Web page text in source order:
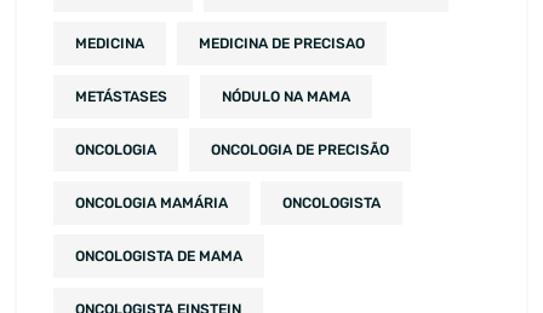
MEDICINA MEDICINA DE PRECISAO
METÁSTASES NÓDULO NA MAMA
ONCOLOGIA ONCOLOGIA DE PRECISÃO
ONCOLOGIA MAMÁRIA ONCOLOGISTA
ONCOLOGISTA DE MAMA
ONCOLOGISTA EINSTEIN